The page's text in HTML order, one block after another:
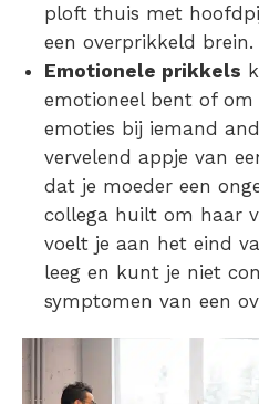
ploft thuis met
een overprikkeld brein.
Emotionele prikkels
emotioneel bent of
emoties bij iemand
vervelend appje van
dat je moeder een
collega huilt om haar
voelt je aan het eind
leeg en kunt je niet
symptomen van een